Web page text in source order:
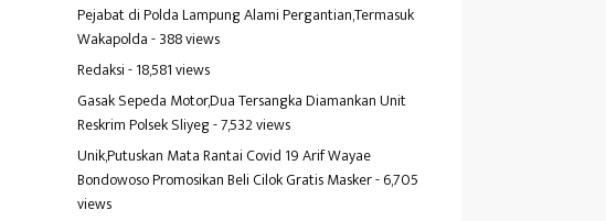
Pejabat di Polda Lampung Alami Pergantian,Termasuk
Wakapolda- 388 views
Redaksi- 18,581 views
Gasak Sepeda Motor,Dua Tersangka Diamankan Unit
Reskrim Polsek Sliyeg- 7,532 views
Unik,Putuskan Mata Rantai Covid 19 Arif Wayae
Bondowoso Promosikan Beli Cilok Gratis Masker- 6,705
views